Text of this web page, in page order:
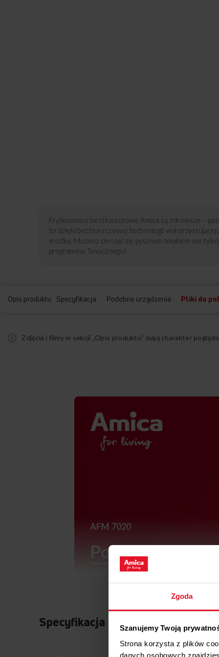
Zgoda
Szanujemy Twoją
Strona korzysta z plików
danych osobowych
Frytkownice beztłuszczowe Amica są zdrowsze –
to dzięki beztłuszczowej technologii
środku. Możesz cieszyć się pysznym smakiem nie
programów. Smacznego!
Opis produktu Specyfikacja Podobne urządzenia Pliki do
Zdjęcia i filmy w sekcji „Opis produktu” mają charakter
AFM 7020
Podgląd
stopień
wyciągania
Specyfikacja